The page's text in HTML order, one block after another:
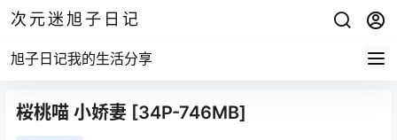
次元迷旭子日记
旭子日记我的生活分享
桜桃喵 小娇妻 [34P-746MB]